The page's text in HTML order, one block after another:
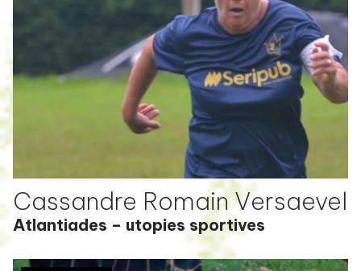
Cassandre Romain Versaevel
Atlantiades – utopies sportives